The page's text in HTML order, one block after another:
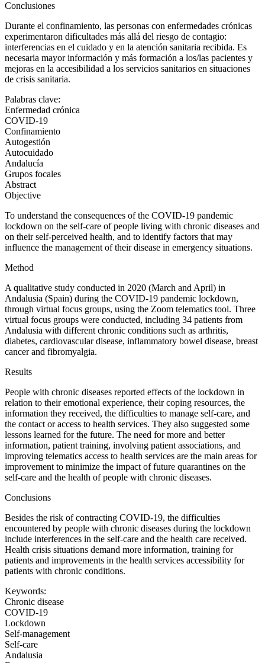
Conclusiones
Durante el confinamiento, las personas con enfermedades crónicas
experimentaron dificultades más allá del riesgo de contagio:
interferencias en el cuidado y en la atención sanitaria recibida. Es
necesaria mayor información y más formación a los/las pacientes y
mejoras en la accesibilidad a los servicios sanitarios en situaciones
de crisis sanitaria.
Palabras clave:
Enfermedad crónica
COVID-19
Confinamiento
Autogestión
Autocuidado
Andalucía
Grupos focales
Abstract
Objective
To understand the consequences of the COVID-19 pandemic
lockdown on the self-care of people living with chronic diseases and
on their self-perceived health, and to identify factors that may
influence the management of their disease in emergency situations.
Method
A qualitative study conducted in 2020 (March and April) in
Andalusia (Spain) during the COVID-19 pandemic lockdown,
through virtual focus groups, using the Zoom telematics tool. Three
virtual focus groups were conducted, including 34 patients from
Andalusia with different chronic conditions such as arthritis,
diabetes, cardiovascular disease, inflammatory bowel disease, breast
cancer and fibromyalgia.
Results
People with chronic diseases reported effects of the lockdown in
relation to their emotional experience, their coping resources, the
information they received, the difficulties to manage self-care, and
the contact or access to health services. They also suggested some
lessons learned for the future. The need for more and better
information, patient training, involving patient associations, and
improving telematics access to health services are the main areas for
improvement to minimize the impact of future quarantines on the
self-care and the health of people with chronic diseases.
Conclusions
Besides the risk of contracting COVID-19, the difficulties
encountered by people with chronic diseases during the lockdown
include interferences in the self-care and the health care received.
Health crisis situations demand more information, training for
patients and improvements in the health services accessibility for
patients with chronic conditions.
Keywords:
Chronic disease
COVID-19
Lockdown
Self-management
Self-care
Andalusia